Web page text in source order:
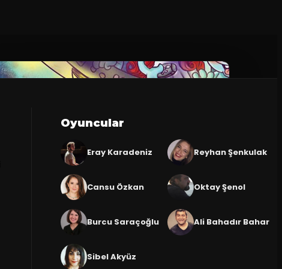
Oyuncular
Eray Karadeniz Reyhan Şenkulak
Cansu Özkan Oktay Şenol
Burcu Saraçoğlu Ali Bahadır Bahar
Sibel Akyüz